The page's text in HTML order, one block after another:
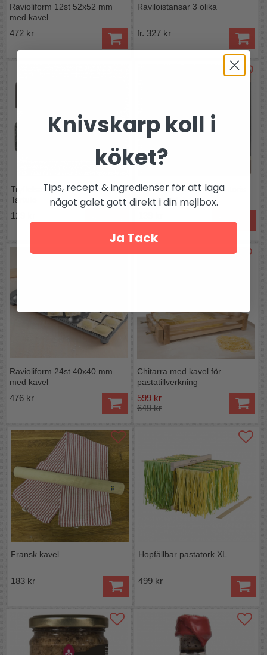
Ravioliform 12st 52x52 mm
med kavel
472 kr
Raviloistansar 3 olika
fr. 327 kr
Tryffelsalt - Sale di Volterra al
Tartufo
129 kr
Bevaka
Tryffelris - italienskt risottoris
med tryffel
Bevaka
Ravioliform 24st 40x40 mm
med kavel
476 kr
Chitarra med kavel för
pastatillverkning
599 kr
649 kr
Fransk kavel
183 kr
Hopfällbar pastatork XL
499 kr
Knivskarp koll i
köket?
Tips, recept & ingredienser för att laga
något galet gott direkt i din mejlbox.
Ja Tack